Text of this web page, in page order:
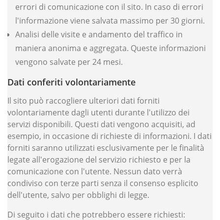
errori di comunicazione con il sito. In caso di errori
l'informazione viene salvata massimo per 30 giorni.
Analisi delle visite e andamento del traffico in
maniera anonima e aggregata. Queste informazioni
vengono salvate per 24 mesi.
Dati conferiti volontariamente
Il sito può raccogliere ulteriori dati forniti
volontariamente dagli utenti durante l'utilizzo dei
servizi disponibili. Questi dati vengono acquisiti, ad
esempio, in occasione di richieste di informazioni. I dati
forniti saranno utilizzati esclusivamente per le finalità
legate all'erogazione del servizio richiesto e per la
comunicazione con l'utente. Nessun dato verrà
condiviso con terze parti senza il consenso esplicito
dell'utente, salvo per obblighi di legge.
Di seguito i dati che potrebbero essere richiesti: